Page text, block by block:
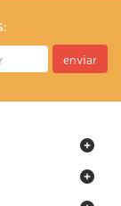
enviar